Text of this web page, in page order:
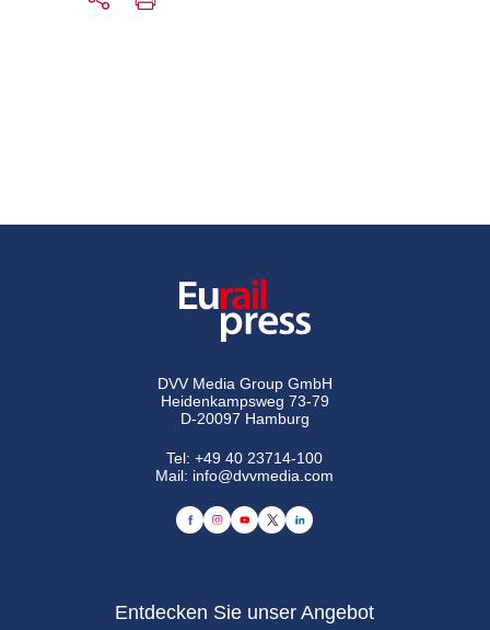
DVV Media Group GmbH
Heidenkampsweg 73-79
D-20097 Hamburg
Tel:+49 40 23714-100
Mail: info@dvvmedia.com
Entdecken Sie unser Angebot